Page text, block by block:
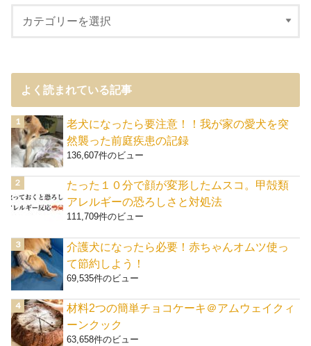
よく読まれている記事
老犬になったら要注意！！我が家の愛犬を突
然襲った前庭疾患の記録
136,607件のビュー
たった１０分で顔が変形したムスコ。甲殻類
アレルギーの恐ろしさと対処法
111,709件のビュー
介護犬になったら必要！赤ちゃんオムツ使っ
て節約しよう！
69,535件のビュー
材料2つの簡単チョコケーキ＠アムウェイクィ
ーンクック
63,658件のビュー